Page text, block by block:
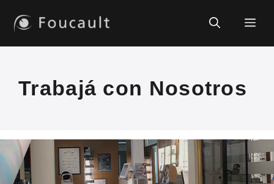
Trabajá con Nosotros